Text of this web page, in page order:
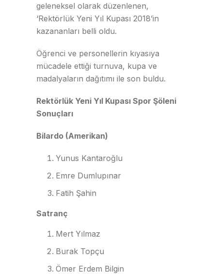
geleneksel olarak düzenlenen,
‘Rektörlük Yeni Yıl Kupası 2018’in
kazananları belli oldu.
Öğrenci ve personellerin kıyasıya
mücadele ettiği turnuva, kupa ve
madalyaların dağıtımı ile son buldu.
Rektörlük Yeni Yıl Kupası Spor Şöleni
Sonuçları
Bilardo (Amerikan)
Yunus Kantaroğlu
Emre Dumlupınar
Fatih Şahin
Satranç
Mert Yılmaz
Burak Topçu
Ömer Erdem Bilgin